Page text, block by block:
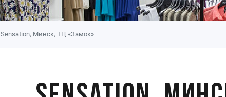
Sensation, Минск, ТЦ «Замок»